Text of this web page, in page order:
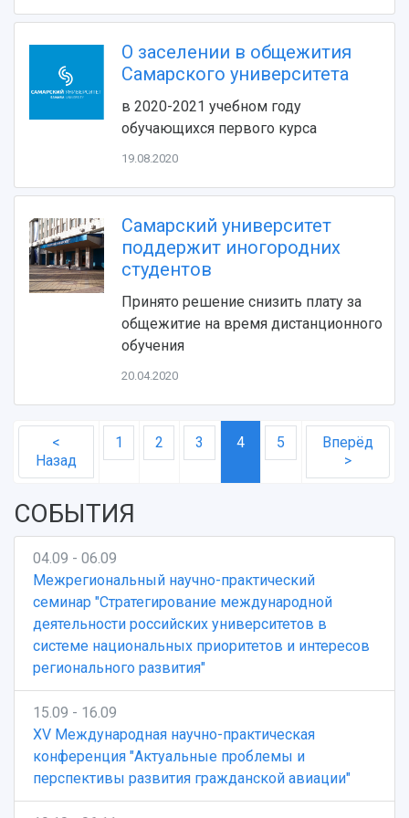
Устойчивое развитие
Кампус
3D-тур по университету
Музеи
Учебный аэродром
Центр истории авиационных двигателей
Ботанический сад
Умный дом бабочек
Сведения об образовательной организации
Официальные документы
Противодействие COVID-19
Журналы Самарского университета
Публикации и издания
Отчеты о проведенных конференциях
О заселении в общежития
Самарского университета
в 2020-2021 учебном году
обучающихся первого курса
19.08.2020
Самарский университет
поддержит иногородних
студентов
Принято решение снизить плату за
общежитие на время дистанционного
обучения
20.04.2020
<
Назад
1 2 3 4 5
Вперёд
>
СОБЫТИЯ
04.09 - 06.09
Межрегиональный научно-практический
семинар "Стратегирование международной
деятельности российских университетов в
системе национальных приоритетов и интересов
регионального развития"
15.09 - 16.09
XV Международная научно-практическая
конференция "Актуальные проблемы и
перспективы развития гражданской авиации"